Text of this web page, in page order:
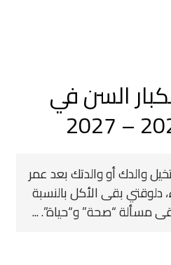
السن في
والدك أو والدتك بعد عمر
دلوقتي بقى الأكل بالنسبة
مسألة “صحة” و“حياة”. ...